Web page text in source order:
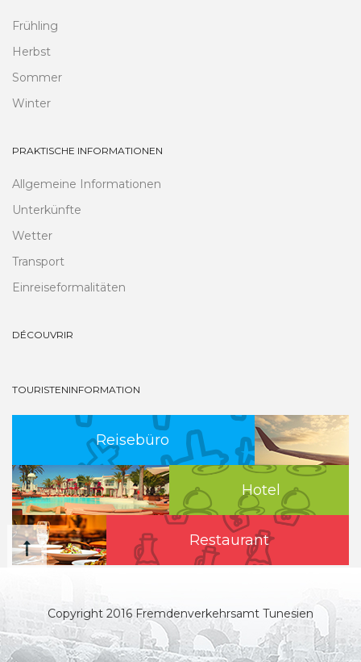
Frühling
Herbst
Sommer
Winter
PRAKTISCHE INFORMATIONEN
Allgemeine Informationen
Unterkünfte
Wetter
Transport
Einreiseformalitäten
DÉCOUVRIR
TOURISTENINFORMATION
Reisebüro
Hotel
Restaurant
Copyright 2016 Fremdenverkehrsamt Tunesien